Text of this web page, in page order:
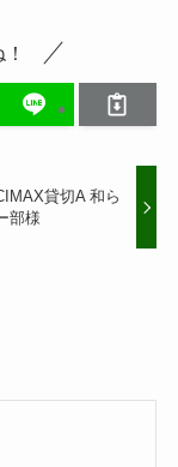
貸切A 和ら
部様